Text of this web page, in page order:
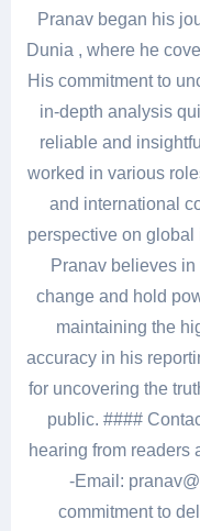
Pranav began his
Dunia , where he
His commitment to
in-depth analysis
reliable and
worked in various
and international
perspective on
Pranav believes
change and hold
maintaining the
accuracy in his
for uncovering the
public. ####
hearing from readers
-Email:
commitment to